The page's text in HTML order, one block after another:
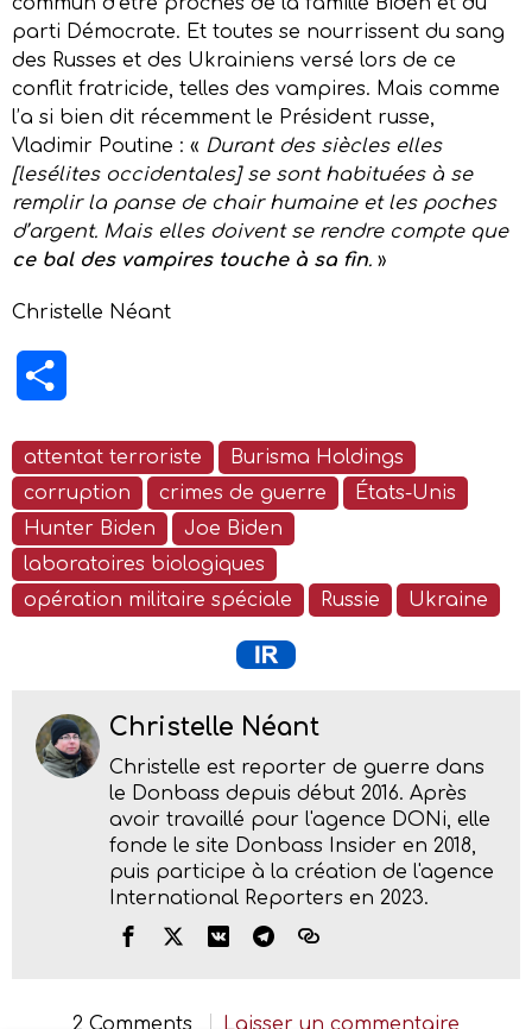
parti Démocrate. Et toutes se nourrissent du sang
des Russes et des Ukrainiens versé lors de ce
conflit fratricide, telles des vampires. Mais comme
l’a si bien dit récemment le Président russe,
Vladimir Poutine : « Durant des siècles elles
[lesélites occidentales] se sont habituées à se
remplir la panse de chair humaine et les poches
d’argent. Mais elles doivent se rendre compte que
ce bal des vampires touche à sa fin. »
Christelle Néant
attentat terroriste
Burisma Holdings
corruption
crimes de guerre
États-Unis
Hunter Biden
Joe Biden
laboratoires biologiques
opération militaire spéciale
Russie Ukraine
Christelle Néant
Christelle est reporter de guerre dans
le Donbass depuis début 2016. Après
avoir travaillé pour l'agence DONi, elle
fonde le site Donbass Insider en 2018,
puis participe à la création de l'agence
International Reporters en 2023.
2 Comments Laisser un commentaire